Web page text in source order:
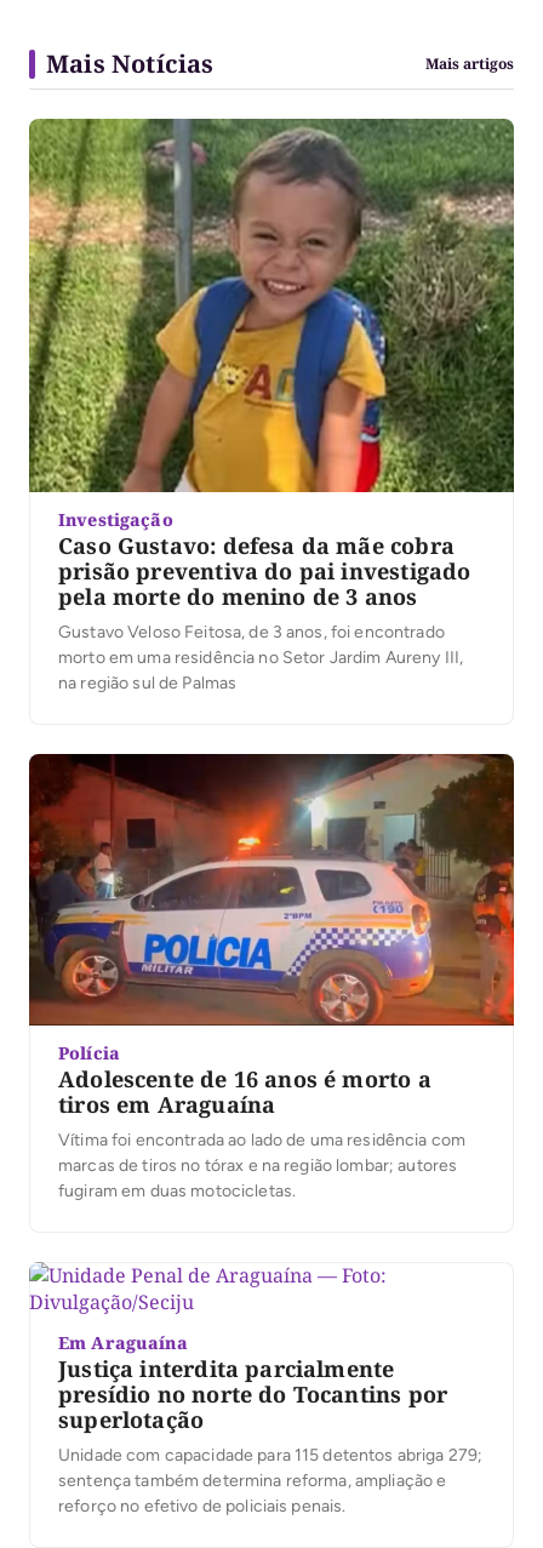
Mais Notícias Mais artigos
Investigação
Caso Gustavo: defesa da mãe cobra
prisão preventiva do pai investigado
pela morte do menino de 3 anos
Gustavo Veloso Feitosa, de 3 anos, foi encontrado
morto em uma residência no Setor Jardim Aureny III,
na região sul de Palmas
Polícia
Adolescente de 16 anos é morto a
tiros em Araguaína
Vítima foi encontrada ao lado de uma residência com
marcas de tiros no tórax e na região lombar; autores
fugiram em duas motocicletas.
Em Araguaína
Justiça interdita parcialmente
presídio no norte do Tocantins por
superlotação
Unidade com capacidade para 115 detentos abriga 279;
sentença também determina reforma, ampliação e
reforço no efetivo de policiais penais.